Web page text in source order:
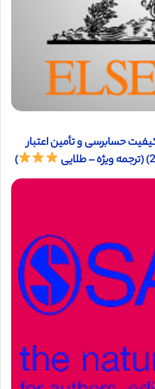
حسابرسی و تأمین اعتبار
)